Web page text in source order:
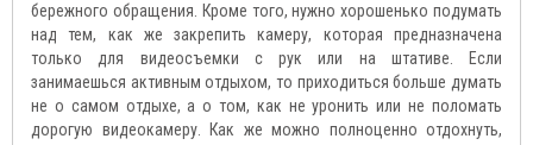
бережного обращения. Кроме того, нужно хорошенько подумать
над тем, как же закрепить камеру, которая предназначена
только для видеосъемки с рук или на штативе. Если
занимаешься активным отдыхом, то приходиться больше думать
не о самом отдыхе, а о том, как не уронить или не поломать
дорогую видеокамеру. Как же можно полноценно отдохнуть,